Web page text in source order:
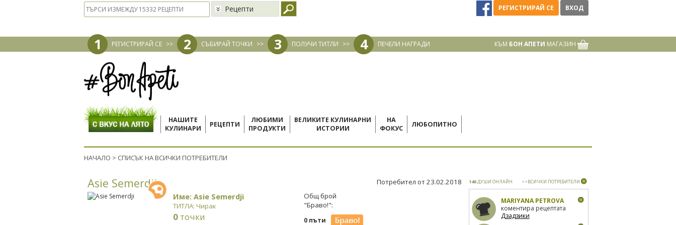
Рецепти РЕГИСТРИРАЙ СЕ ВХОД
1 РЕГИСТРИРАЙ СЕ >> 2 СЪБИРАЙ ТОЧКИ >> 3 ПОЛУЧИ ТИТЛИ >> 4 ПЕЧЕЛИ НАГРАДИ КЪМ БОН АПЕТИ МАГАЗИН
НАШИТЕ
КУЛИНАРИ
РЕЦЕПТИ
ЛЮБИМИ
ПРОДУКТИ
ВЕЛИКИТЕ КУЛИНАРНИ
ИСТОРИИ
НА
ФОКУС
ЛЮБОПИТНО
НАЧАЛО > СПИСЪК НА ВСИЧКИ ПОТРЕБИТЕЛИ
Asie Semerdji Потребител от 23.02.2018
Име: Asie Semerdji
ТИТЛА: Чирак
0 точки
Общ брой
"Браво!":
0 пъти
140ДУШИ ОНЛАЙН >>ВСИЧКИ ПОТРЕБИТЕЛИ
MARIYANA PETROVA
коментира рецептата
Дзадзики